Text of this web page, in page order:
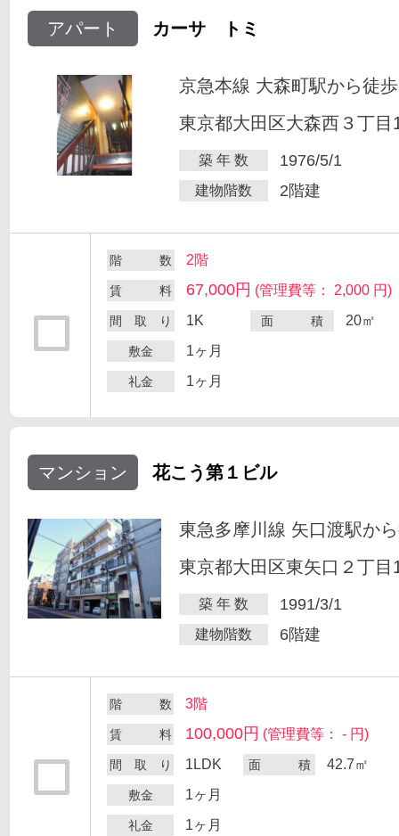
アパート カーサ トミ
京急本線 大森町駅から徒
東京都大田区大森西３丁目
築 年 数 1976/5/1
建物階数 2階建
階 数 2階
賃 料 67,000円 (管理費等： 2,000 円)
間 取 り 1K 面 積 20㎡
敷金 1ヶ月
礼金 1ヶ月
マンション 花こう第１ビル
東急多摩川線 矢口渡駅か
東京都大田区東矢口２丁目
築 年 数 1991/3/1
建物階数 6階建
階 数 3階
賃 料 100,000円 (管理費等： - 円)
間 取 り 1LDK 面 積 42.7㎡
敷金 1ヶ月
礼金 1ヶ月